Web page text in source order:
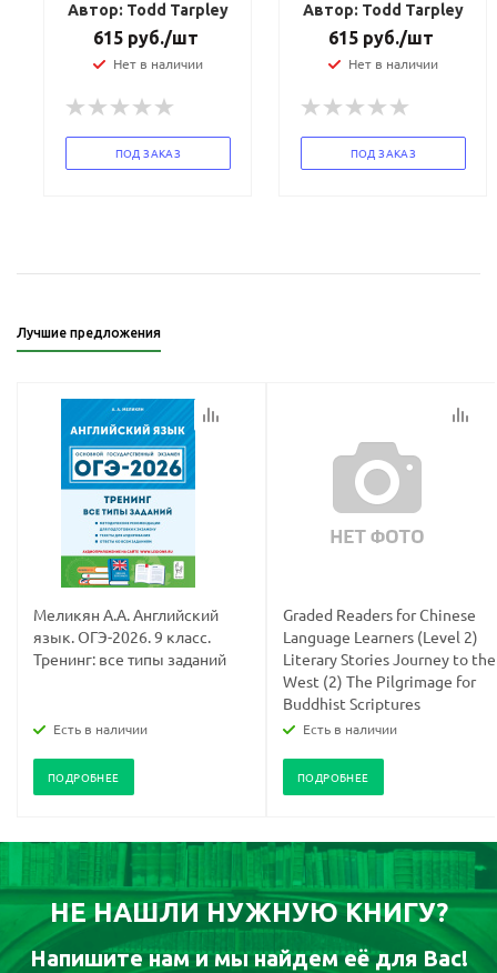
Автор: Todd Tarpley
615 руб./шт
Нет в наличии
ПОД ЗАКАЗ
Автор: Todd Tarpley
615 руб./шт
Нет в наличии
ПОД ЗАКАЗ
Лучшие предложения
Меликян А.А. Английский
язык. ОГЭ-2026. 9 класс.
Тренинг: все типы заданий
Есть в наличии
ПОДРОБНЕЕ
Graded Readers for Chinese
Language Learners (Level 2)
Literary Stories Journey to the
West (2) The Pilgrimage for
Buddhist Scriptures
Есть в наличии
ПОДРОБНЕЕ
НЕ НАШЛИ НУЖНУЮ КНИГУ?
Напишите нам и мы найдем её для Вас!